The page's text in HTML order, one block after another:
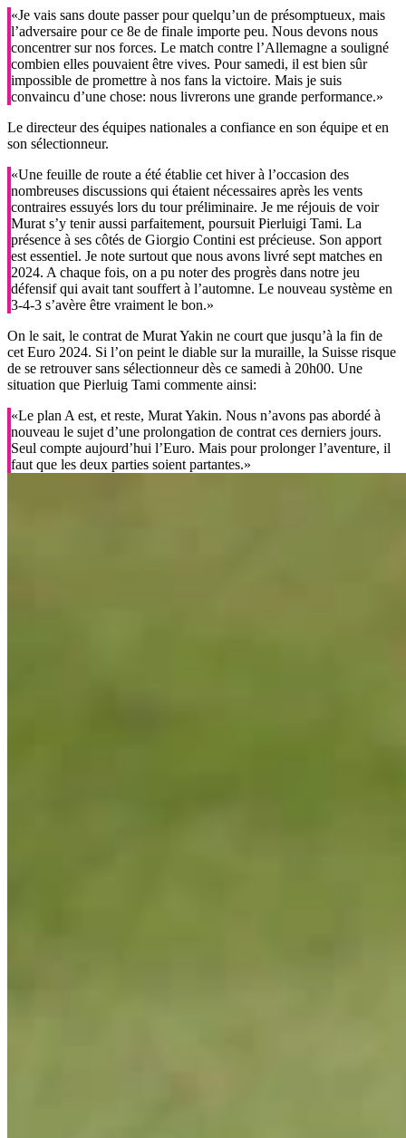
«Je vais sans doute passer pour quelqu’un de présomptueux, mais
l’adversaire pour ce 8e de finale importe peu. Nous devons nous
concentrer sur nos forces. Le match contre l’Allemagne a souligné
combien elles pouvaient être vives. Pour samedi, il est bien sûr
impossible de promettre à nos fans la victoire. Mais je suis
convaincu d’une chose: nous livrerons une grande performance.»
Le directeur des équipes nationales a confiance en son équipe et en
son sélectionneur.
«Une feuille de route a été établie cet hiver à l’occasion des
nombreuses discussions qui étaient nécessaires après les vents
contraires essuyés lors du tour préliminaire. Je me réjouis de voir
Murat s’y tenir aussi parfaitement, poursuit Pierluigi Tami. La
présence à ses côtés de Giorgio Contini est précieuse. Son apport
est essentiel. Je note surtout que nous avons livré sept matches en
2024. A chaque fois, on a pu noter des progrès dans notre jeu
défensif qui avait tant souffert à l’automne. Le nouveau système en
3-4-3 s’avère être vraiment le bon.»
On le sait, le contrat de Murat Yakin ne court que jusqu’à la fin de
cet Euro 2024. Si l’on peint le diable sur la muraille, la Suisse risque
de se retrouver sans sélectionneur dès ce samedi à 20h00. Une
situation que Pierluig Tami commente ainsi:
«Le plan A est, et reste, Murat Yakin. Nous n’avons pas abordé à
nouveau le sujet d’une prolongation de contrat ces derniers jours.
Seul compte aujourd’hui l’Euro. Mais pour prolonger l’aventure, il
faut que les deux parties soient partantes.»